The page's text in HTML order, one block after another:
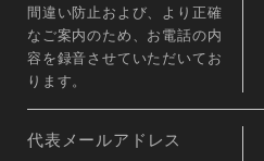
間違い防止および、より正確
なご案内のため、お電話の内
容を録音させていただいてお
ります。
代表メールアドレス